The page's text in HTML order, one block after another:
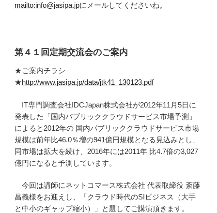
mailto:info@jasipa.jpにメールしてくださいね。
第４１回定期交流会のご案内
★ご案内チラシ
★http://www.jasipa.jp/data/jtk41_130123.pdf
IT専門調査会社IDCJapan株式会社が2012年11月5日に
発表した「国内パブリッククラウドサービス市場予測」
によると2012年の 国内パブリッククラウドサービス市場
規模は前年比46.0％増の941億円規模となる見込みとし、
同市場は拡大を続け、2016年には2011年 比4.7倍の3,027
億円になると予測しています。
今回は講師にネットコマース株式会社 代表取締役 斎藤
昌義様をお迎えし、「クラウド時代のSIビジネス（大手
と中小のギャップ縮小）」と題してご講演頂きます。